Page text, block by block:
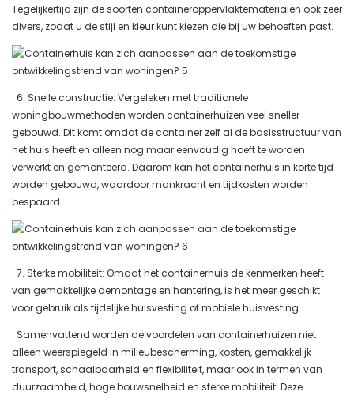
Tegelijkertijd zijn de soorten containeroppervlaktematerialen ook zeer
divers, zodat u de stijl en kleur kunt kiezen die bij uw behoeften past.
6. Snelle constructie: Vergeleken met traditionele
woningbouwmethoden worden containerhuizen veel sneller
gebouwd. Dit komt omdat de container zelf al de basisstructuur van
het huis heeft en alleen nog maar eenvoudig hoeft te worden
verwerkt en gemonteerd. Daarom kan het containerhuis in korte tijd
worden gebouwd, waardoor mankracht en tijdkosten worden
bespaard.
7. Sterke mobiliteit: Omdat het containerhuis de kenmerken heeft
van gemakkelijke demontage en hantering, is het meer geschikt
voor gebruik als tijdelijke huisvesting of mobiele huisvesting
Samenvattend worden de voordelen van containerhuizen niet
alleen weerspiegeld in milieubescherming, kosten, gemakkelijk
transport, schaalbaarheid en flexibiliteit, maar ook in termen van
duurzaamheid, hoge bouwsnelheid en sterke mobiliteit. Deze